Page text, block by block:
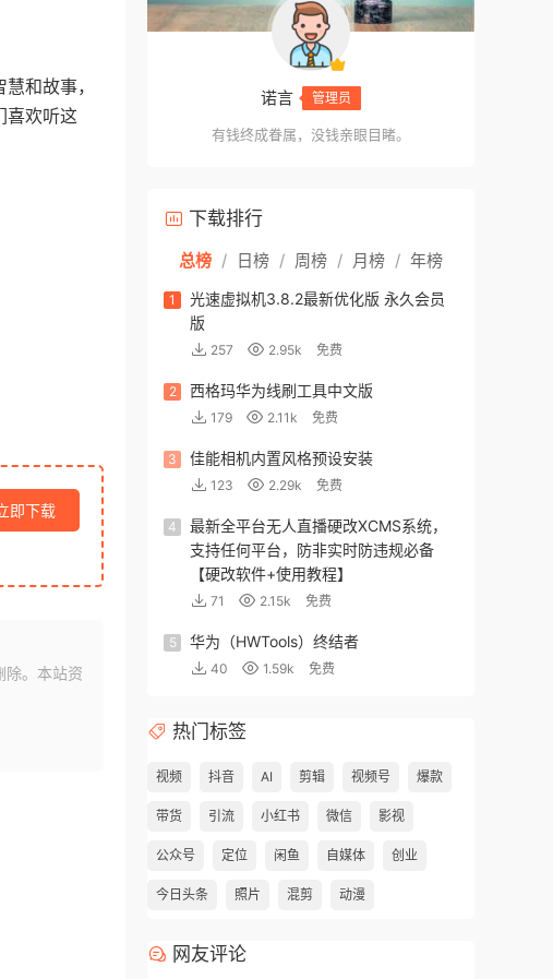
和故事，
喜欢听这
即下载
。本站资
诺言 管理员
有钱终成眷属，没钱亲眼目睹。
下载排行
总榜 / 日榜 / 周榜 / 月榜 / 年榜
1
光速虚拟机3.8.2最新优化版 永久会员
版
257 2.95k 免费
2 西格玛华为线刷工具中文版
179 2.11k 免费
3 佳能相机内置风格预设安装
123 2.29k 免费
4
最新全平台无人直播硬改XCMS系统，
支持任何平台，防非实时防违规必备
【硬改软件+使用教程】
71 2.15k 免费
5 华为（HWTools）终结者
40 1.59k 免费
热门标签
视频 抖音 AI 剪辑 视频号 爆款
带货 引流 小红书 微信 影视
公众号 定位 闲鱼 自媒体 创业
今日头条 照片 混剪 动漫
网友评论